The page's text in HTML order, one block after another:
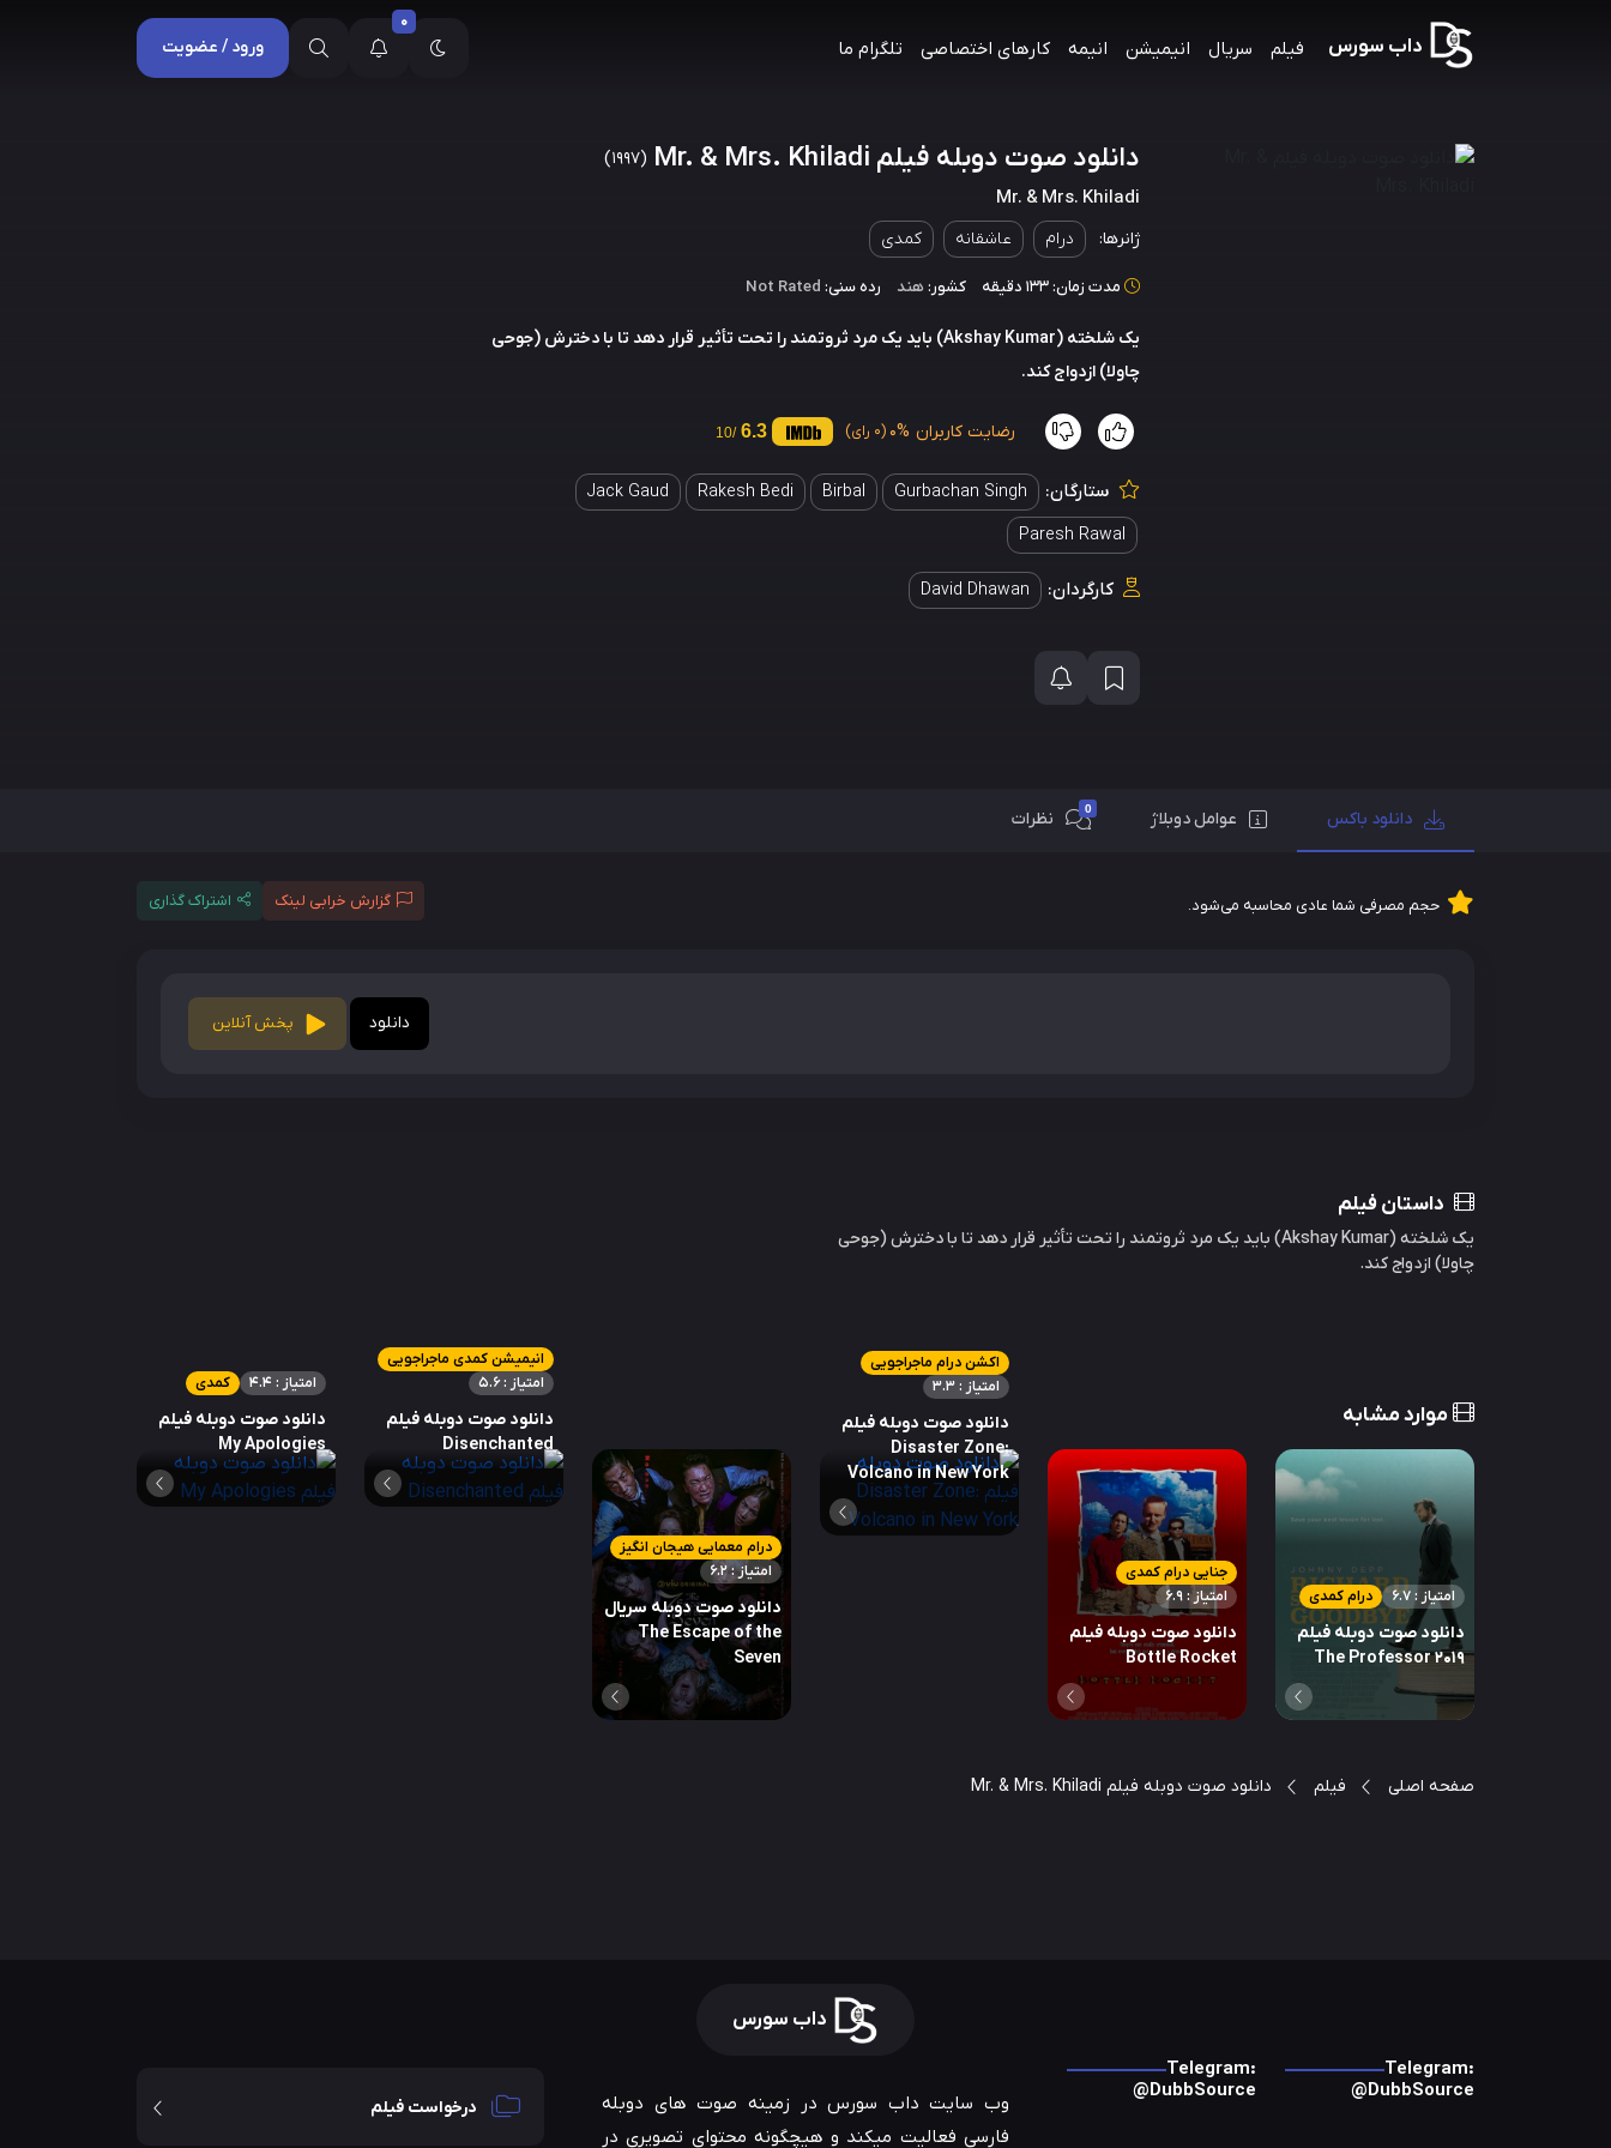
داب سورس فیلم سریال انیمیشن انیمه کارهای اختصاصی تلگرام ما
0
ورود / عضویت
دانلود صوت دوبله فیلم Mr. & Mrs. Khiladi (1997)
Mr. & Mrs. Khiladi
ژانرها: درام عاشقانه کمدی
مدت زمان: 133 دقیقه کشور:هند رده سنی: Not Rated
یک شلخته (Akshay Kumar) باید یک مرد ثروتمند را تحت تأثیر قرار دهد تا با دخترش (جوحی
چاولا) ازدواج کند.
رضایت کاربران 0% (0 رای) 6.3
/10
ستارگان: Gurbachan Singh
Birbal
Rakesh Bedi
Jack Gaud
Paresh Rawal
کارگردان: David Dhawan
دانلود باکس عوامل دوبلاژ 0 نظرات
حجم مصرفی شما عادی محاسبه می‌شود. گزارش خرابی لینک اشتراک گذاری
دانلود پخش آنلاین
داستان فیلم
یک شلخته (Akshay Kumar) باید یک مرد ثروتمند را تحت تأثیر قرار دهد تا با دخترش (جوحی
چاولا) ازدواج کند.
موارد مشابه
درام کمدی امتیاز : 6.7
دانلود صوت دوبله فیلم
The Professor 2019
جنایی درام کمدی
امتیاز : 6.9
دانلود صوت دوبله فیلم
Bottle Rocket
اکشن درام ماجراجویی
امتیاز : 3.3
دانلود صوت دوبله فیلم
Disaster Zone:
Volcano in New York
درام معمایی هیجان انگیز
امتیاز : 6.2
دانلود صوت دوبله سریال
The Escape of the
Seven
انیمیشن کمدی ماجراجویی
امتیاز : 5.6
دانلود صوت دوبله فیلم
Disenchanted
کمدی امتیاز : 4.4
دانلود صوت دوبله فیلم
My Apologies
صفحه اصلی فیلم دانلود صوت دوبله فیلم Mr. & Mrs. Khiladi
داب سورس
Telegram:
@DubbSource
Telegram:
@DubbSource
وب سایت داب سورس در زمینه صوت های دوبله
فارسی فعالیت میکند و هیچگونه محتوای تصویری در
درخواست فیلم